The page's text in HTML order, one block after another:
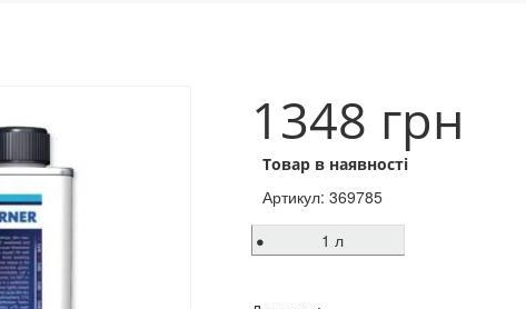
1348 грн
Товар в наявності
Артикул: 369785
1 л